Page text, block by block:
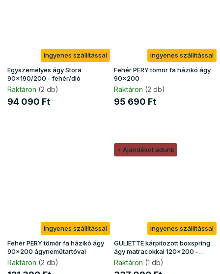
ingyenes szállítással
Egyszemélyes ágy Stora
90x190/200 - fehér/dió
Raktáron (2 db)
94 090 Ft
ingyenes szállítással
Fehér PERY tömör fa házikó ágy
90x200
Raktáron (2 db)
95 690 Ft
ingyenes szállítással
Fehér PERY tömör fa házikó ágy
90x200 ágyneműtartóval
Raktáron (2 db)
+ Ajándékot adunk
ingyenes szállítással
GULIETTE kárpitozott boxspring
ágy matracokkal 120x200 -
fekete
Raktáron (1 db)